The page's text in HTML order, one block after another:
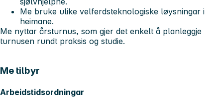
Me bruke ulike velferdsteknologiske løysningar i
heimane.
Me nyttar årsturnus, som gjer det enkelt å planleggje
turnusen rundt praksis og studie.
Me tilbyr
Arbeidstidsordningar